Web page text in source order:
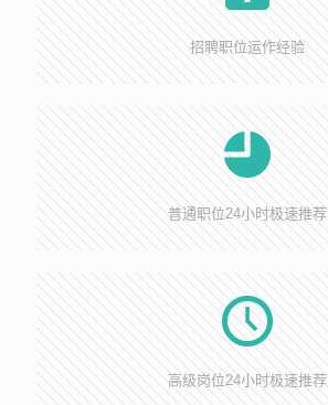
招聘职位运作经验
普通职位24小时极速推荐
高级岗位24小时极速推荐